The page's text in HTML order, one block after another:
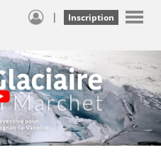
| Inscription